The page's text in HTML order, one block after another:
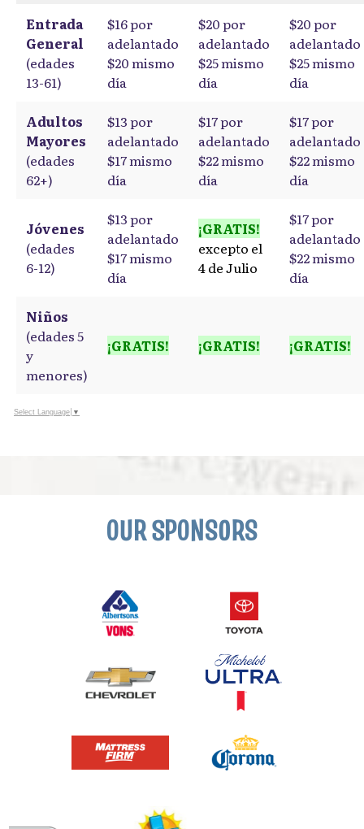
Entrada
General
(edades
13-61)
$16 por
adelantado
$20 mismo
día
$20 por
adelantado
$25 mismo
día
$20 por
adelantado
$25 mismo
día
Adultos
Mayores
(edades
62+)
$13 por
adelantado
$17 mismo
día
$17 por
adelantado
$22 mismo
día
$17 por
adelantado
$22 mismo
día
Jóvenes
(edades
6-12)
$13 por
adelantado
$17 mismo
día
¡GRATIS!
excepto el
4 de Julio
$17 por
adelantado
$22 mismo
día
Niños
(edades 5
y
menores)
¡GRATIS! ¡GRATIS! ¡GRATIS!
Select Language ▼
OUR SPONSORS